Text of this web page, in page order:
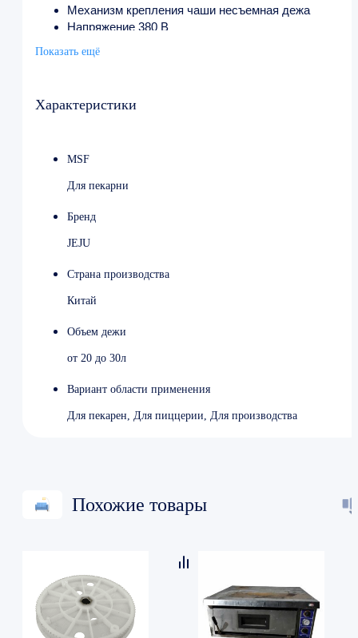
Механизм крепления чаши несъемная дежа
Напряжение 380 В
Ширина 670 мм
Вес 120 кг
Показать ещё
Характеристики
MSF
Для пекарни
Бренд
JEJU
Страна производства
Китай
Объем дежи
от 20 до 30л
Вариант области применения
Для пекарен, Для пиццерии, Для производства
Похожие товары